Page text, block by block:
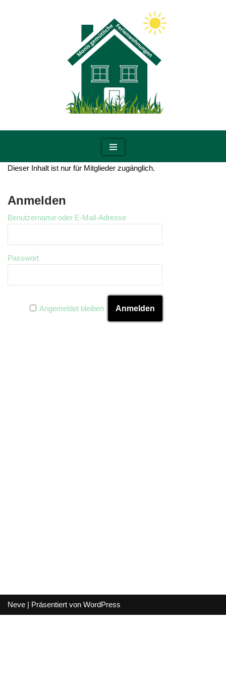
Dieser Inhalt ist nur für Mitglieder zugänglich.
Anmelden
Benutzername oder E-Mail-Adresse
Passwort
Angemeldet bleiben
Neve | Präsentiert von WordPress